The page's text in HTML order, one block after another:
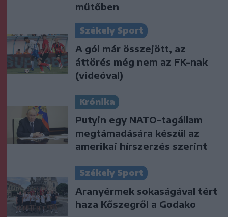
műtőben
Székely Sport
A gól már összejött, az
áttörés még nem az FK-nak
(videóval)
Krónika
Putyin egy NATO-tagállam
megtámadására készül az
amerikai hírszerzés szerint
Székely Sport
Aranyérmek sokaságával tért
haza Kőszegről a Godako